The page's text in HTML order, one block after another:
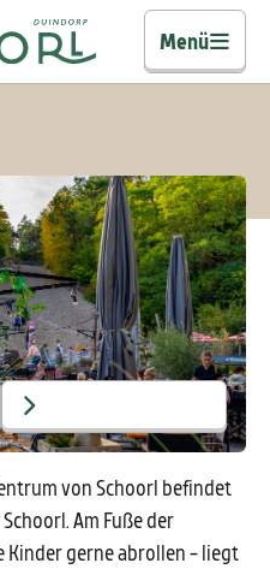
Menü
von Schoorl befindet
Am Fuße der
gerne abrollen - liegt